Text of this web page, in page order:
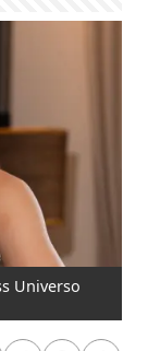
Universo